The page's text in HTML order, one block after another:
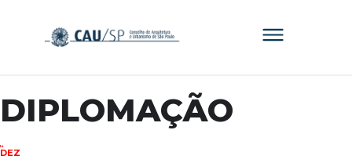
DIPLOMAÇÃO
14
DEZ